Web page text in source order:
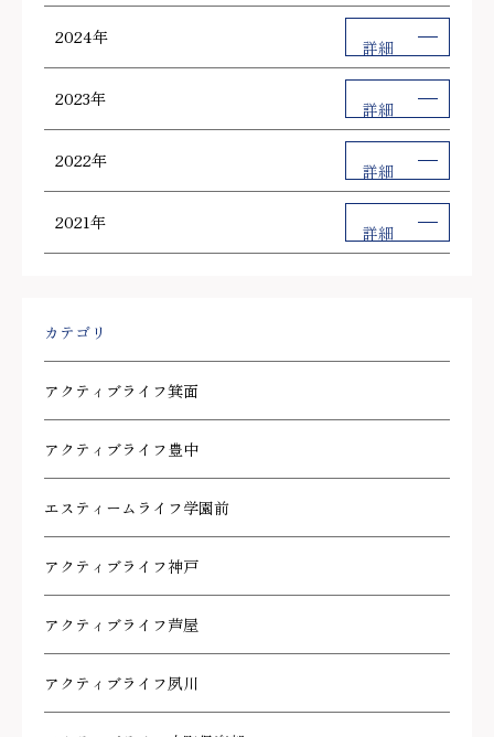
2024年 詳細
2023年 詳細
2022年 詳細
2021年 詳細
カテゴリ
アクティブライフ箕面
アクティブライフ豊中
エスティームライフ学園前
アクティブライフ神戸
アクティブライフ芦屋
アクティブライフ夙川